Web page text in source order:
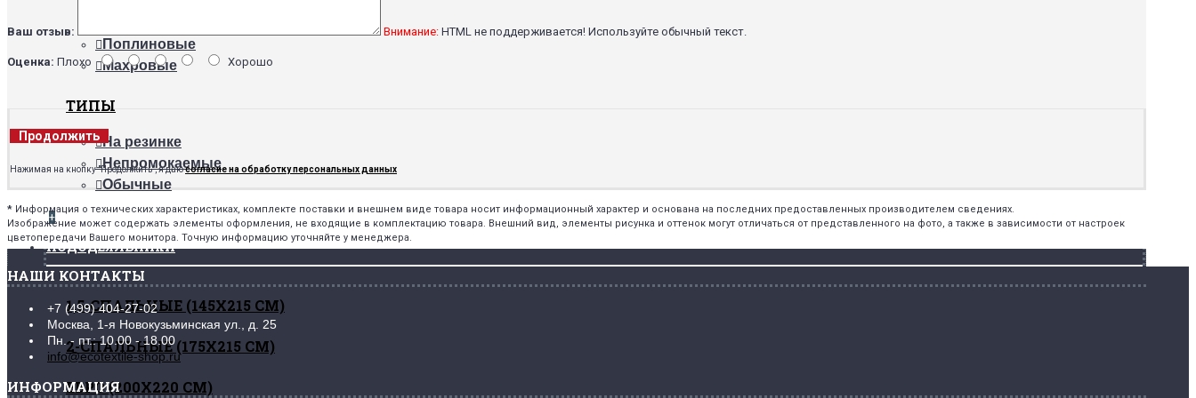
Поплиновые
Махровые
ТИПЫ
На резинке
Непромокаемые
Обычные
+
ПОДОДЕЯЛЬНИКИ
1,5-СПАЛЬНЫЕ (145Х215 СМ)
2-СПАЛЬНЫЕ (175Х215 СМ)
ЕВРО (200Х220 СМ)
Ваш отзыв: Внимание: HTML не поддерживается! Используйте обычный текст.
Оценка: Плохо Хорошо
Продолжить
Нажимая на кнопку "Продолжить", я даюсогласие на обработку персональных данных
* Информация о технических характеристиках, комплекте поставки и внешнем виде товара носит информационный характер и основана на последних предоставленных производителем сведениях.
Изображение может содержать элементы оформления, не входящие в комплектацию товара. Внешний вид, элементы рисунка и оттенок могут отличаться от представленного на фото, а также в зависимости от настроек
цветопередачи Вашего монитора. Точную информацию уточняйте у менеджера.
НАШИ КОНТАКТЫ
+7 (499) 404-27-02
Москва, 1-я Новокузьминская ул., д. 25
Пн. - пт.: 10.00 - 18.00
info@ecotextile-shop.ru
ИНФОРМАЦИЯ